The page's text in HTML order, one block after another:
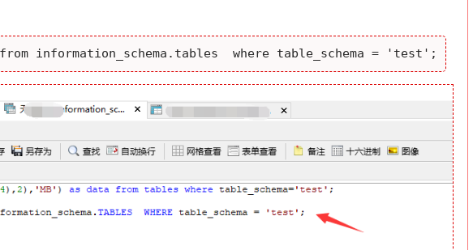
information_schema.tables  where table_schema = 'test';